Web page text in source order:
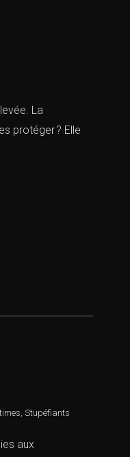
La
protéger ? Elle
, Stupéfiants
aux